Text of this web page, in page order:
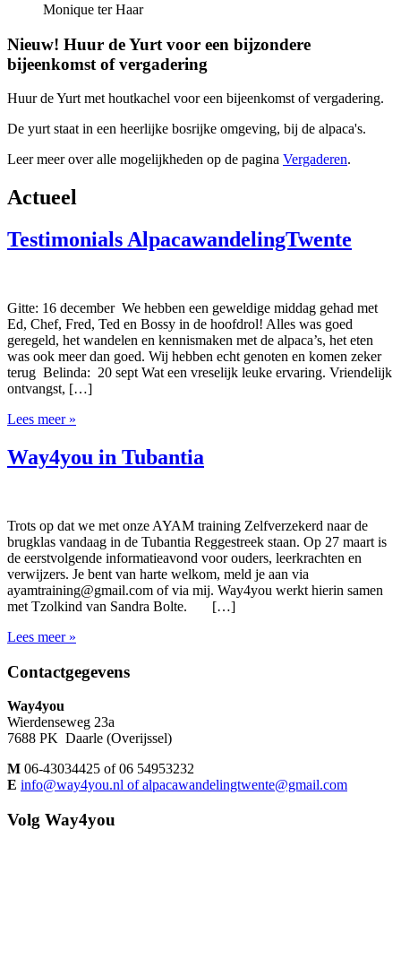
Monique ter Haar
Nieuw! Huur de Yurt voor een bijzondere
bijeenkomst of vergadering
Huur de Yurt met houtkachel voor een bijeenkomst of vergadering.
De yurt staat in een heerlijke bosrijke omgeving, bij de alpaca's.
Leer meer over alle mogelijkheden op de pagina Vergaderen.
Actueel
Testimonials AlpacawandelingTwente
Gitte: 16 december We hebben een geweldige middag gehad met
Ed, Chef, Fred, Ted en Bossy in de hoofdrol! Alles was goed
geregeld, het wandelen en kennismaken met de alpaca’s, het eten
was ook meer dan goed. Wij hebben echt genoten en komen zeker
terug Belinda: 20 sept Wat een vreselijk leuke ervaring. Vriendelijk
ontvangst, […]
Lees meer »
Way4you in Tubantia
Trots op dat we met onze AYAM training Zelfverzekerd naar de
brugklas vandaag in de Tubantia Reggestreek staan. Op 27 maart is
de eerstvolgende informatieavond voor ouders, leerkrachten en
verwijzers. Je bent van harte welkom, meld je aan via
ayamtraining@gmail.com of via mij. Way4you werkt hierin samen
met Tzolkind van Sandra Bolte. […]
Lees meer »
Footer
Contactgegevens
Way4you
Wierdenseweg 23a
7688 PK Daarle (Overijssel)
M 06-43034425 of 06 54953232
E info@way4you.nl of alpacawandelingtwente@gmail.com
Volg Way4you